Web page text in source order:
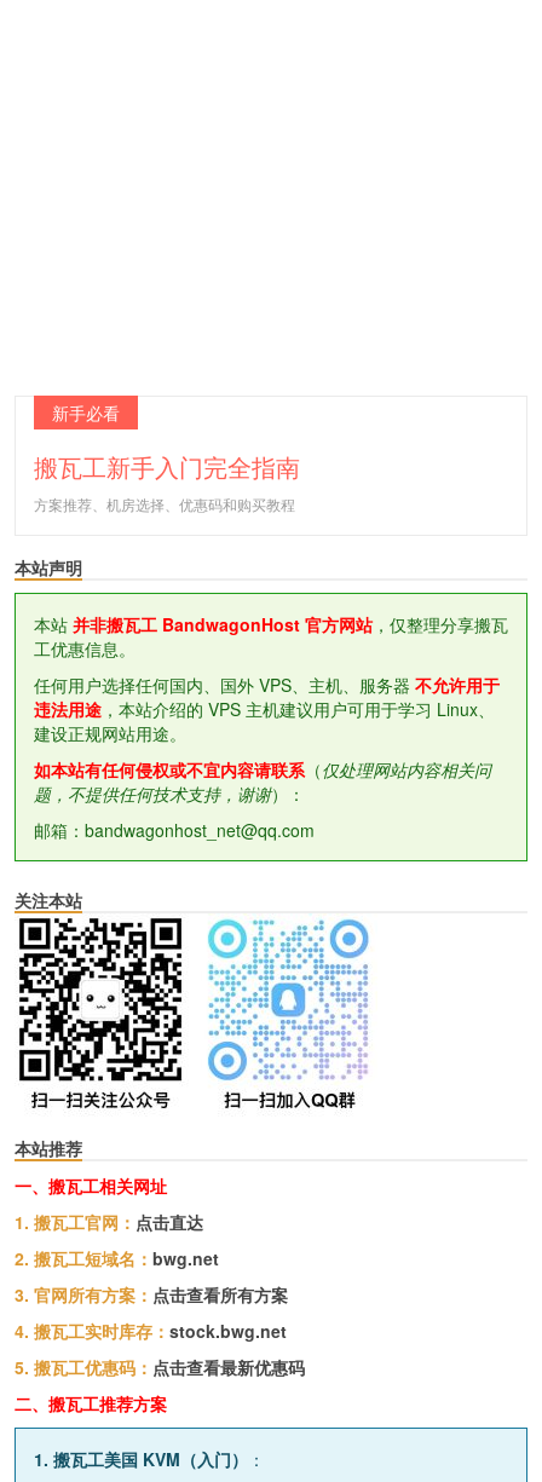
新手必看
搬瓦工新手入门完全指南
方案推荐、机房选择、优惠码和购买教程
本站声明
本站 并非搬瓦工 BandwagonHost 官方网站，仅整理分享搬瓦
工优惠信息。
任何用户选择任何国内、国外 VPS、主机、服务器 不允许用于
违法用途 ，本站介绍的 VPS 主机建议用户可用于学习 Linux、
建设正规网站用途。
如本站有任何侵权或不宜内容请联系（仅处理网站内容相关问
题，不提供任何技术支持，谢谢）：
邮箱：bandwagonhost_net@qq.com
关注本站
本站推荐
一、搬瓦工相关网址
1. 搬瓦工官网： 点击直达
2. 搬瓦工短域名： bwg.net
3. 官网所有方案： 点击查看所有方案
4. 搬瓦工实时库存： stock.bwg.net
5. 搬瓦工优惠码： 点击查看最新优惠码
二、搬瓦工推荐方案
1. 搬瓦工美国 KVM（入门） ：